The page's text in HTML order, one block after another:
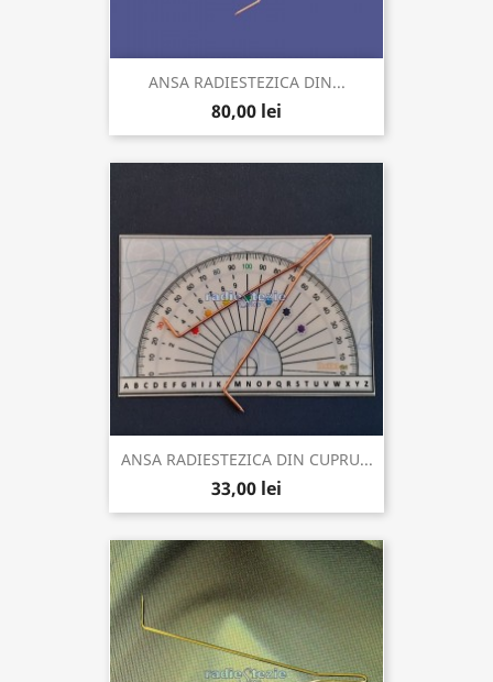
ANSA RADIESTEZICA DIN...
80,00 lei
ANSA RADIESTEZICA DIN CUPRU...
33,00 lei